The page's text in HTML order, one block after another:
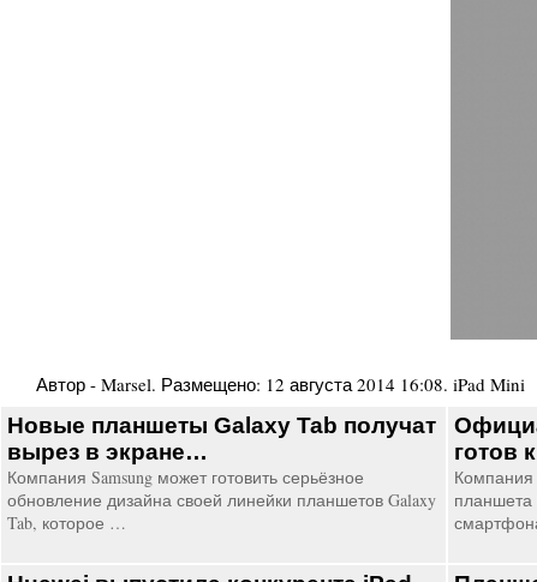
Автор - Marsel. Размещено: 12 августа 2014 16:08. iPad Mini
Новые планшеты Galaxy Tab получат
вырез в экране…
Компания Samsung может готовить серьёзное
обновление дизайна своей линейки планшетов Galaxy
Tab, которое …
готов
Компания
планшета